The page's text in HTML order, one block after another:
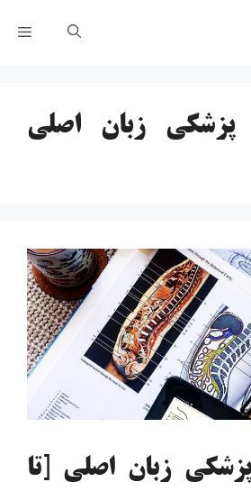
پزشکی زبان اصلی
زبان اصلی [تا